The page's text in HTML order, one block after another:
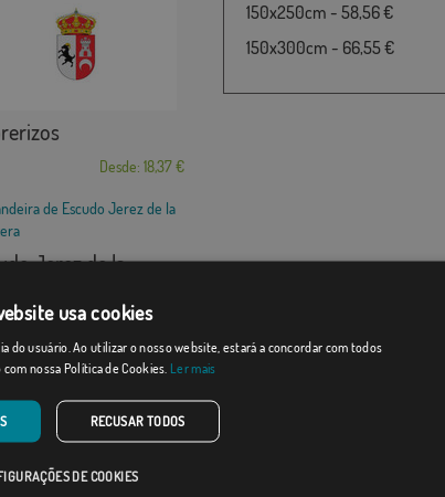
Desde: 18,37 €
Jerez de la...
150x250cm - 58,56 €
150x300cm - 66,55 €
usa cookies
do usuário. Ao utilizar o nosso website, estará a concordar com todos
nossa Política de Cookies. Ler mais
RECUSAR TODOS
DE COOKIES